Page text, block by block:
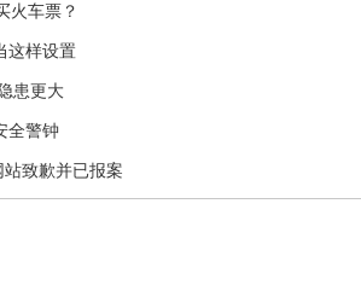
火车票？
这样设置
患更大
全警钟
致歉并已报案